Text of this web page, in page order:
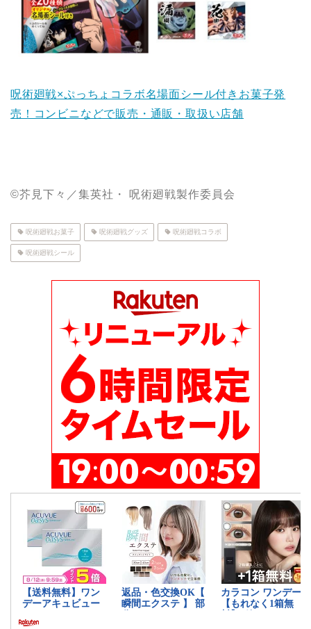
呪術廻戦×ぷっちょコラボ名場面シール付きお菓子発
売！コンビニなどで販売・通販・取扱い店舗
©芥見下々／集英社・ 呪術廻戦製作委員会
呪術廻戦お菓子 呪術廻戦グッズ 呪術廻戦コラボ
呪術廻戦シール